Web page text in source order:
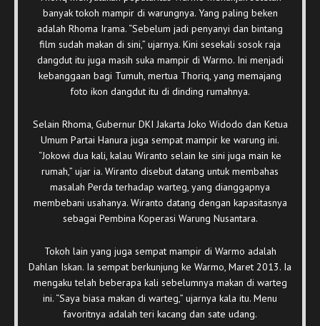
banyak tokoh mampir di warungnya. Yang paling beken
adalah Rhoma Irama. “Sebelum jadi penyanyi dan bintang
film sudah makan di sini,” ujarnya. Kini sesekali sosok raja
dangdut itu juga masih suka mampir di Warmo. Ini menjadi
kebanggaan bagi Tumuh, mertua Thoriq, yang memajang
foto ikon dangdut itu di dinding rumahnya.
Selain Rhoma, Gubernur DKI Jakarta Joko Widodo dan Ketua
Umum Partai Hanura juga sempat mampir ke warung ini.
“Jokowi dua kali, kalau Wiranto selain ke sini juga main ke
rumah,” ujar ia. Wiranto disebut datang untuk membahas
masalah Perda terhadap warteg, yang dianggapnya
membebani usahanya. Wiranto datang dengan kapasitasnya
sebagai Pembina Koperasi Warung Nusantara.
Tokoh lain yang juga sempat mampir di Warmo adalah
Dahlan Iskan. Ia sempat berkunjung ke Warmo, Maret 2013. Ia
mengaku telah beberapa kali sebelumnya makan di warteg
ini. “Saya biasa makan di warteg,” ujarnya kala itu. Menu
favoritnya adalah teri kacang dan sate udang.